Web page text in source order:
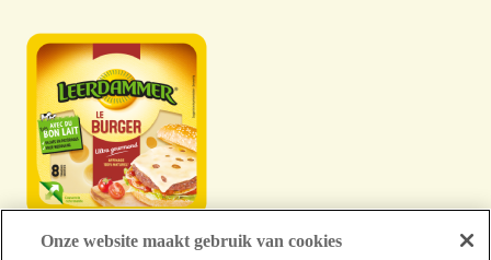
Onze website maakt gebruik van cookies